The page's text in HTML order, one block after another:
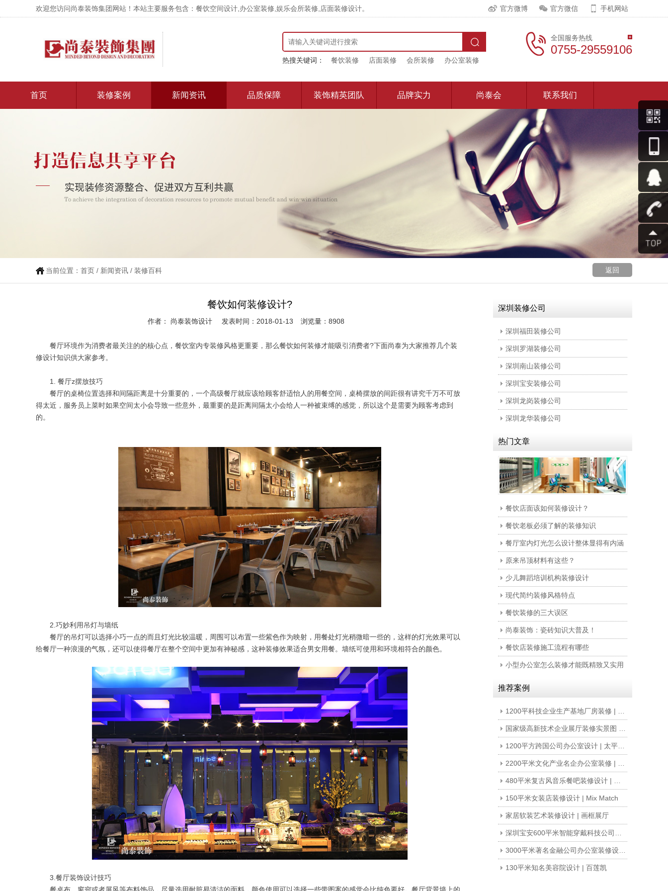
欢迎您访问尚泰装饰集团网站！本站主要服务包含：餐饮空间设计,办公室装修,娱乐会所装修,店面装修设计。 官方微博 官方微信 手机网站
热搜关键词： 餐饮装修 店面装修 会所装修 办公室装修
全国服务热线
0755-29559106
首页 装修案例 新闻资讯 品质保障 装饰精英团队 品牌实力 尚泰会 联系我们
返回
当前位置： 首页 / 新闻资讯 / 装修百科
餐饮如何装修设计?
作者： 尚泰装饰设计 发表时间：2018-01-13 浏览量：8908
餐厅环境作为消费者最关注的的核心点，餐饮室内专装修风格更重要，那么餐饮如何装修才能吸引消费者?下面尚泰为大家推荐几个装
修设计知识供大家参考。
1. 餐厅z摆放技巧
餐厅的桌椅位置选择和间隔距离是十分重要的，一个高级餐厅就应该给顾客舒适怡人的用餐空间，桌椅摆放的间距很有讲究千万不可放
得太近，服务员上菜时如果空间太小会导致一些意外，最重要的是距离间隔太小会给人一种被束缚的感觉，所以这个是需要为顾客考虑到
的。
2.巧妙利用吊灯与墙纸
餐厅的吊灯可以选择小巧一点的而且灯光比较温暖，周围可以布置一些紫色作为映射，用餐处灯光稍微暗一些的，这样的灯光效果可以
给餐厅一种浪漫的气氛，还可以使得餐厅在整个空间中更加有神秘感，这种装修效果适合男女用餐。墙纸可使用和环境相符合的颜色。
3.餐厅装饰设计技巧
深圳装修公司
深圳福田装修公司
深圳罗湖装修公司
深圳南山装修公司
深圳宝安装修公司
深圳龙岗装修公司
深圳龙华装修公司
热门文章
餐饮店面该如何装修设计？
餐饮老板必须了解的装修知识
餐厅室内灯光怎么设计整体显得有内涵
原来吊顶材料有这些？
少儿舞蹈培训机构装修设计
现代简约装修风格特点
餐饮装修的三大误区
尚泰装饰：瓷砖知识大普及！
餐饮店装修施工流程有哪些
小型办公室怎么装修才能既精致又实用
推荐案例
1200平科技企业生产基地厂房装修 | 纽戴尔集团
国家级高新技术企业展厅装修实景图 | 超频
1200平方跨国公司办公室设计 | 太平洋电信
2200平米文化产业名企办公室装修 | 保利文化
480平米复古风音乐餐吧装修设计 | 西部牛仔
150平米女装店装修设计 | Mix Match
家居软装艺术装修设计 | 画框展厅
深圳宝安600平米智能穿戴科技公司办公楼办公室装修设计案例
3000平米著名金融公司办公室装修设计 | 东方资产
130平米知名美容院设计 | 百莲凯